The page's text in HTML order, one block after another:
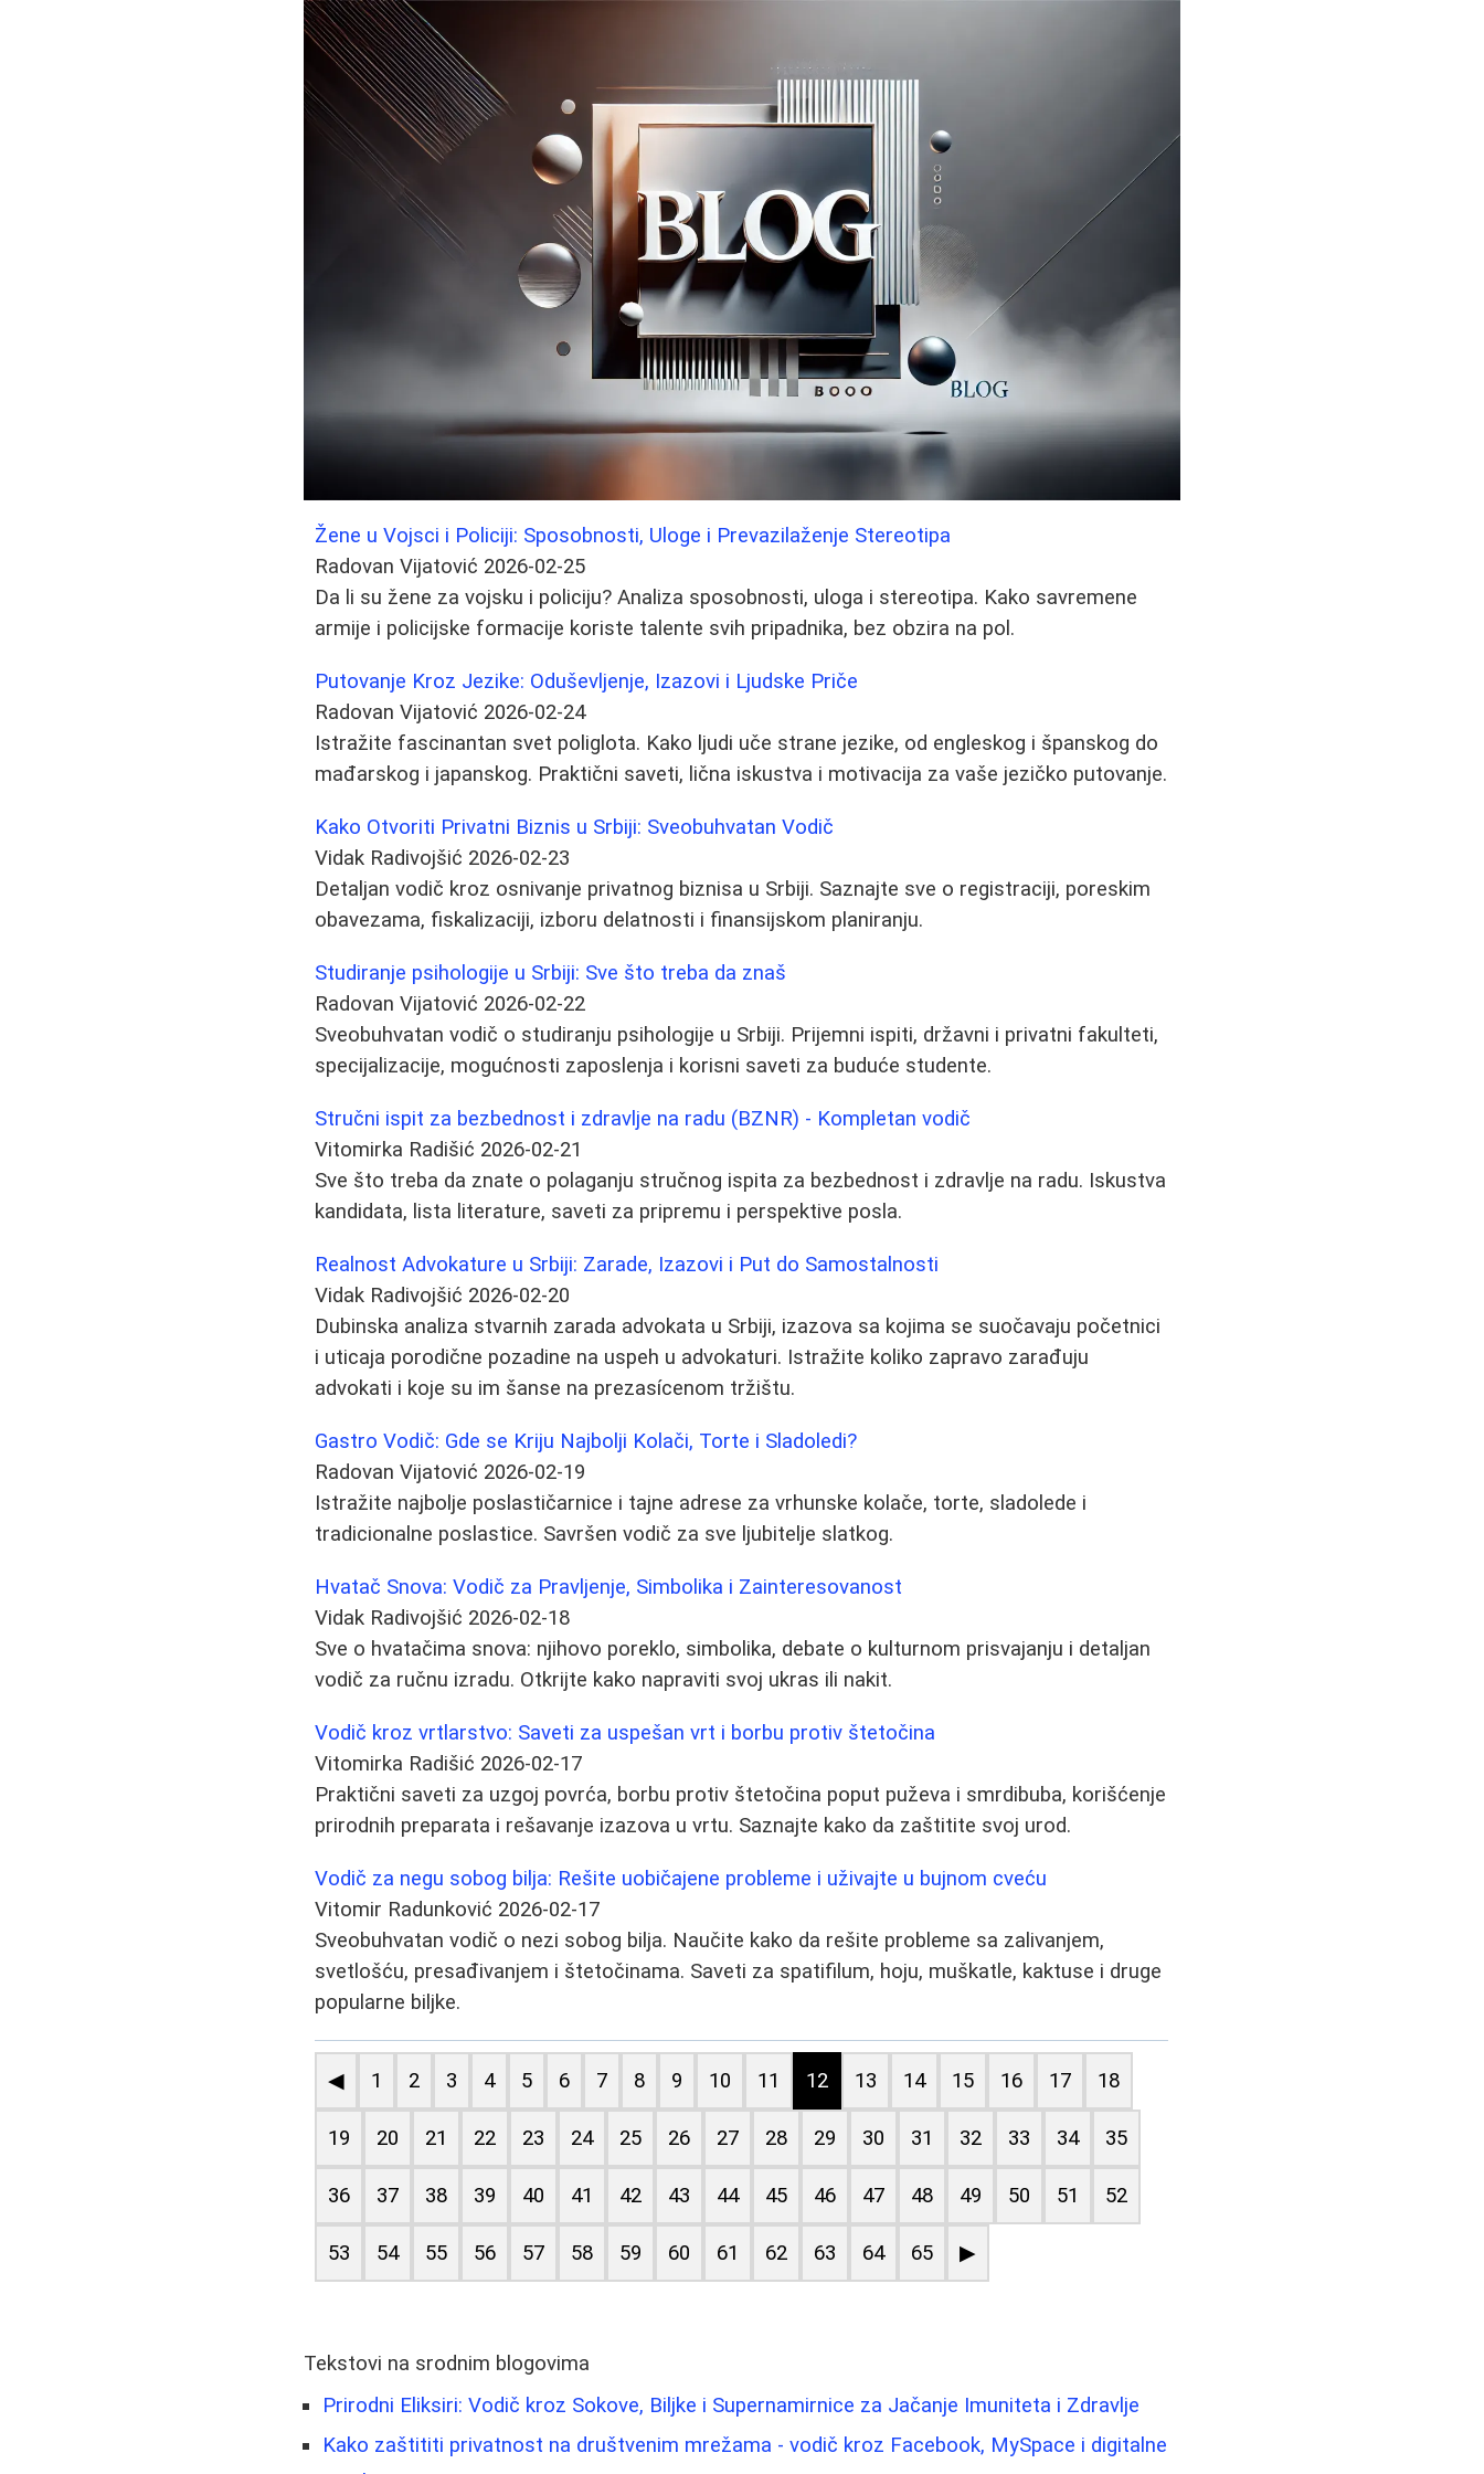
Žene u Vojsci i Policiji: Sposobnosti, Uloge i Prevazilaženje Stereotipa
Radovan Vijatović 2026-02-25
Da li su žene za vojsku i policiju? Analiza sposobnosti, uloga i stereotipa. Kako savremene
armije i policijske formacije koriste talente svih pripadnika, bez obzira na pol.
Putovanje Kroz Jezike: Oduševljenje, Izazovi i Ljudske Priče
Radovan Vijatović 2026-02-24
Istražite fascinantan svet poliglota. Kako ljudi uče strane jezike, od engleskog i španskog do
mađarskog i japanskog. Praktični saveti, lična iskustva i motivacija za vaše jezičko putovanje.
Kako Otvoriti Privatni Biznis u Srbiji: Sveobuhvatan Vodič
Vidak Radivojšić 2026-02-23
Detaljan vodič kroz osnivanje privatnog biznisa u Srbiji. Saznajte sve o registraciji, poreskim
obavezama, fiskalizaciji, izboru delatnosti i finansijskom planiranju.
Studiranje psihologije u Srbiji: Sve što treba da znaš
Radovan Vijatović 2026-02-22
Sveobuhvatan vodič o studiranju psihologije u Srbiji. Prijemni ispiti, državni i privatni fakulteti,
specijalizacije, mogućnosti zaposlenja i korisni saveti za buduće studente.
Stručni ispit za bezbednost i zdravlje na radu (BZNR) - Kompletan vodič
Vitomirka Radišić 2026-02-21
Sve što treba da znate o polaganju stručnog ispita za bezbednost i zdravlje na radu. Iskustva
kandidata, lista literature, saveti za pripremu i perspektive posla.
Realnost Advokature u Srbiji: Zarade, Izazovi i Put do Samostalnosti
Vidak Radivojšić 2026-02-20
Dubinska analiza stvarnih zarada advokata u Srbiji, izazova sa kojima se suočavaju početnici
i uticaja porodične pozadine na uspeh u advokaturi. Istražite koliko zapravo zarađuju
advokati i koje su im šanse na prezasícenom tržištu.
Gastro Vodič: Gde se Kriju Najbolji Kolači, Torte i Sladoledi?
Radovan Vijatović 2026-02-19
Istražite najbolje poslastičarnice i tajne adrese za vrhunske kolače, torte, sladolede i
tradicionalne poslastice. Savršen vodič za sve ljubitelje slatkog.
Hvatač Snova: Vodič za Pravljenje, Simbolika i Zainteresovanost
Vidak Radivojšić 2026-02-18
Sve o hvatačima snova: njihovo poreklo, simbolika, debate o kulturnom prisvajanju i detaljan
vodič za ručnu izradu. Otkrijte kako napraviti svoj ukras ili nakit.
Vodič kroz vrtlarstvo: Saveti za uspešan vrt i borbu protiv štetočina
Vitomirka Radišić 2026-02-17
Praktični saveti za uzgoj povrća, borbu protiv štetočina poput puževa i smrdibuba, korišćenje
prirodnih preparata i rešavanje izazova u vrtu. Saznajte kako da zaštitite svoj urod.
Vodič za negu sobog bilja: Rešite uobičajene probleme i uživajte u bujnom cveću
Vitomir Radunković 2026-02-17
Sveobuhvatan vodič o nezi sobog bilja. Naučite kako da rešite probleme sa zalivanjem,
svetlošću, presađivanjem i štetočinama. Saveti za spatifilum, hoju, muškatle, kaktuse i druge
popularne biljke.
◀ 1 2 3 4 5 6 7 8 9 10 11 12 13 14 15 16 17 18
19 20 21 22 23 24 25 26 27 28 29 30 31 32 33 34 35
36 37 38 39 40 41 42 43 44 45 46 47 48 49 50 51 52
53 54 55 56 57 58 59 60 61 62 63 64 65 ▶
Tekstovi na srodnim blogovima
Prirodni Eliksiri: Vodič kroz Sokove, Biljke i Supernamirnice za Jačanje Imuniteta i Zdravlje
Kako zaštititi privatnost na društvenim mrežama - vodič kroz Facebook, MySpace i digitalne